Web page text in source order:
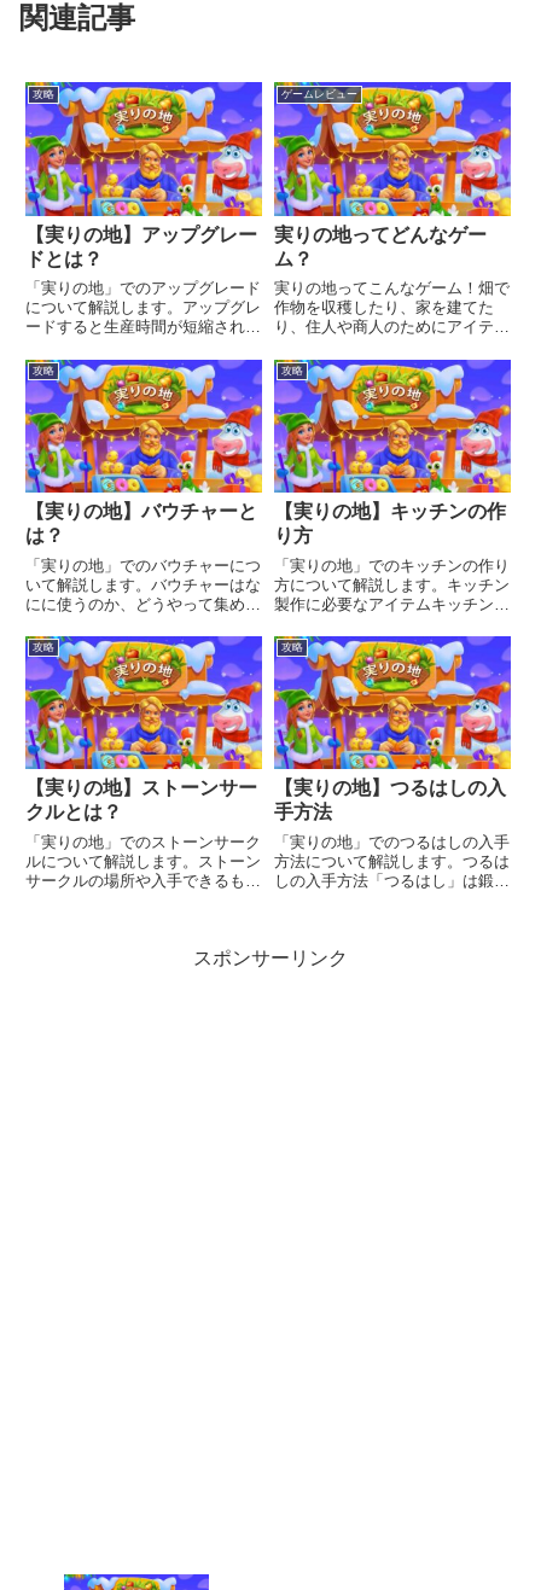
関連記事
攻略
【実りの地】アップグレー
ドとは？
「実りの地」でのアップグレード
について解説します。アップグレ
ードすると生産時間が短縮された
になります。アップグレードと
は？畑や養鶏場、その他あらゆる
施設は「アップグレード」するこ
とができます。「アップグレー
ド」...
ゲームレビュー
実りの地ってどんなゲー
ム？
実りの地ってこんなゲーム！畑で
作物を収穫したり、家を建てた
り、住人や商人のためにアイテム
たり、クランに加入してレースに
参加したり、といったようなこと
ができる、盛りだくさんな農園ゲ
ームです。島を可愛くアレンジし
よ...
攻略
【実りの地】バウチャーと
は？
「実りの地」でのバウチャーにつ
いて解説します。バウチャーはな
にに使うのか、どうやって集める
い。バウチャーはなにに使うの？
バウチャーは作業員や戦士が不足
しているとき、その代わりに使う
ことができます。例えば、アイテ
ム...
攻略
【実りの地】キッチンの作
り方
「実りの地」でのキッチンの作り
方について解説します。キッチン
製作に必要なアイテムキッチンを
材×3石×3ハンマー×4ハンマーの
入手方法商人カジノフローティン
グショップ以下の記事で詳しく解
説しています↓石の入手方...
攻略
【実りの地】ストーンサー
クルとは？
「実りの地」でのストーンサーク
ルについて解説します。ストーン
サークルの場所や入手できるもの
進んだあたりのところにありま
攻略
【実りの地】つるはしの入
手方法
「実りの地」でのつるはしの入手
方法について解説します。つるは
しの入手方法「つるはし」は鍛冶
「小さな木」を除去することでも
スポンサーリンク